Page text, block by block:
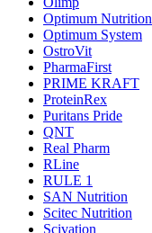
Optimum Nutrition
Optimum System
OstroVit
PharmaFirst
PRIME KRAFT
ProteinRex
Puritans Pride
QNT
Real Pharm
RLine
RULE 1
SAN Nutrition
Scitec Nutrition
Scivation